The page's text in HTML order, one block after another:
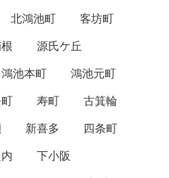
北鴻池町
客坊町
源氏ケ丘
鴻池本町
鴻池元町
寿町
古箕輪
新喜多
四条町
下小阪